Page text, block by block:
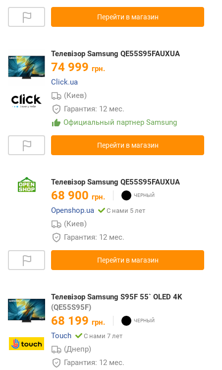
Перейти в магазин
Телевізор Samsung QE55S95FAUXUA
74 999 грн.
Click.ua
(Киев)
Гарантия: 12 мес.
Официальный партнер Samsung
Перейти в магазин
Телевізор Samsung QE55S95FAUXUA
68 900 грн.
Openshop.ua
С нами 5 лет
(Киев)
Гарантия: 12 мес.
Перейти в магазин
Телевізор Samsung S95F 55` OLED 4K
(QE55S95F)
68 199 грн.
Touch
С нами 7 лет
(Днепр)
Гарантия: 12 мес.